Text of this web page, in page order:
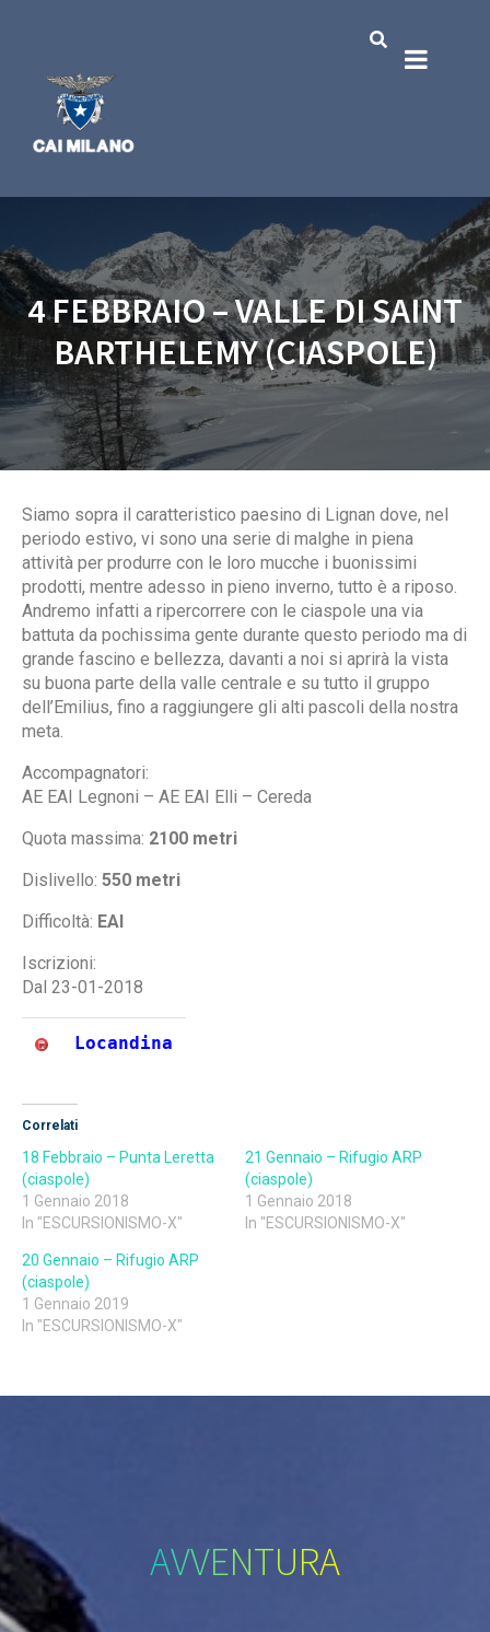
4 FEBBRAIO – VALLE DI SAINT
BARTHELEMY (CIASPOLE)
Siamo sopra il caratteristico paesino di Lignan dove, nel
periodo estivo, vi sono una serie di malghe in piena
attività per produrre con le loro mucche i buonissimi
prodotti, mentre adesso in pieno inverno, tutto è a riposo.
Andremo infatti a ripercorrere con le ciaspole una via
battuta da pochissima gente durante questo periodo ma di
grande fascino e bellezza, davanti a noi si aprirà la vista
su buona parte della valle centrale e su tutto il gruppo
dell’Emilius, fino a raggiungere gli alti pascoli della nostra
meta.
Accompagnatori:
AE EAI Legnoni – AE EAI Elli – Cereda
Quota massima: 2100 metri
Dislivello: 550 metri
Difficoltà: EAI
Iscrizioni:
Dal 23-01-2018
Locandina
Correlati
18 Febbraio – Punta Leretta
(ciaspole)
1 Gennaio 2018
In "ESCURSIONISMO-X"
21 Gennaio – Rifugio ARP
(ciaspole)
1 Gennaio 2018
In "ESCURSIONISMO-X"
20 Gennaio – Rifugio ARP
(ciaspole)
1 Gennaio 2019
In "ESCURSIONISMO-X"
AVVENTURA